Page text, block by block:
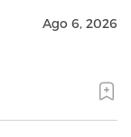
Ago 6, 2026